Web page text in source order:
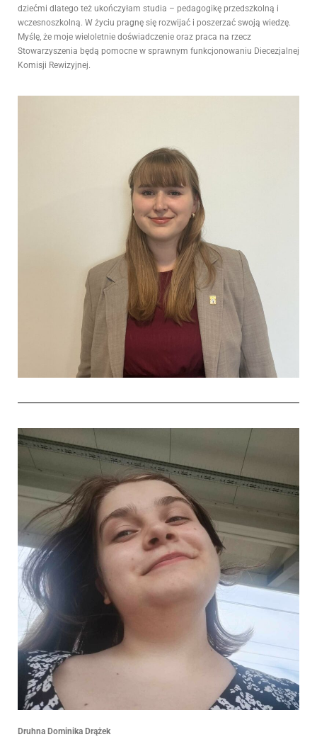
dziećmi dlatego też ukończyłam studia – pedagogikę przedszkolną i
wczesnoszkolną. W życiu pragnę się rozwijać i poszerzać swoją wiedzę.
Myślę, że moje wieloletnie doświadczenie oraz praca na rzecz
Stowarzyszenia będą pomocne w sprawnym funkcjonowaniu Diecezjalnej
Komisji Rewizyjnej.
Druhna Dominika Drążek